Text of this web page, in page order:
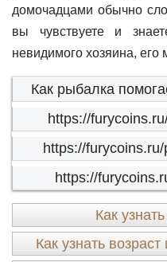
домочадцами обычно
вы чувствуете и
невидимого хозяина, его
Как рыбалка
https://
https://
https://
Как
Как узнать